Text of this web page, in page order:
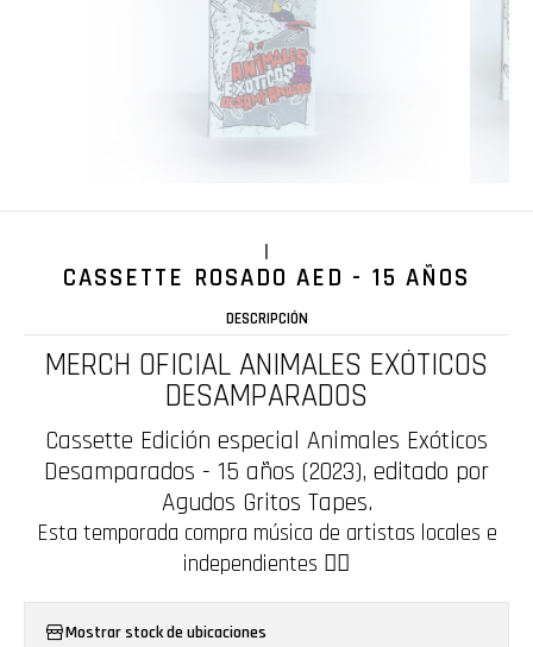
|
CASSETTE ROSADO AED - 15 AÑOS
DESCRIPCIÓN
MERCH OFICIAL ANIMALES EXÓTICOS
DESAMPARADOS
Cassette Edición especial Animales Exóticos
Desamparados - 15 años (2023), editado por
Agudos Gritos Tapes.
Esta temporada compra música de artistas locales e
independientes ❤️‍🔥
Mostrar stock de ubicaciones